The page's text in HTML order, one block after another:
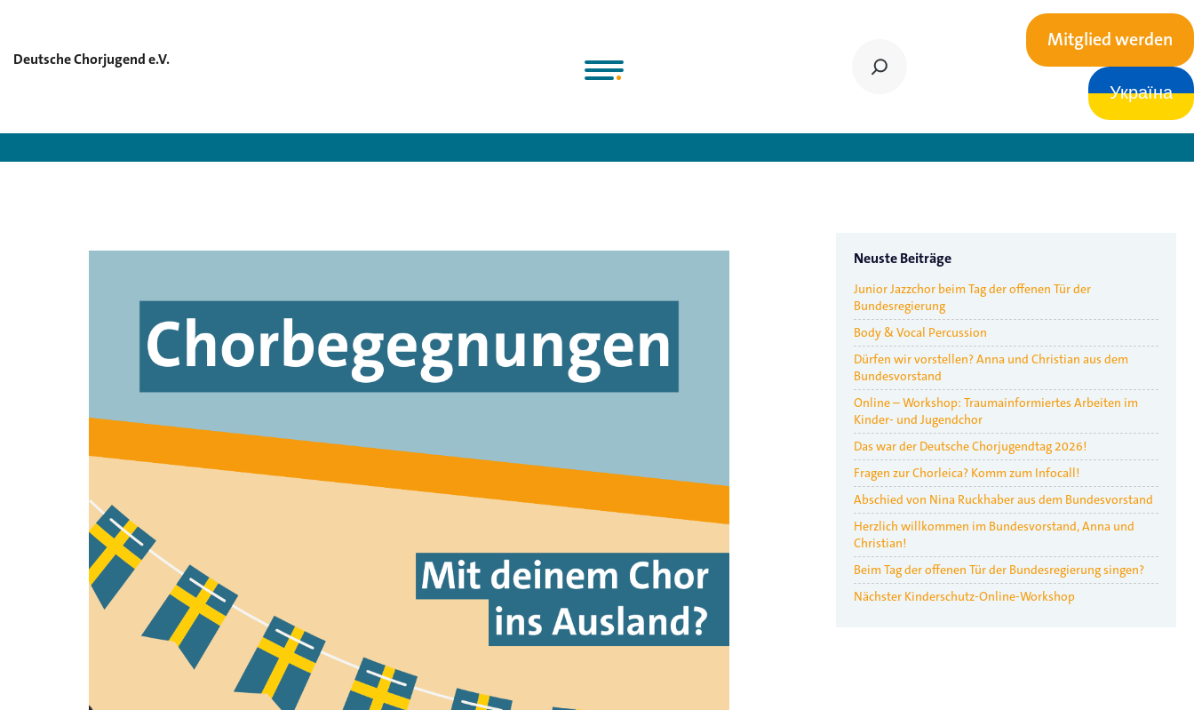
Deutsche Chorjugend e.V.
Mitglied werden
Україна
Neuste Beiträge
Junior Jazzchor beim Tag der offenen Tür der
Bundesregierung
Body & Vocal Percussion
Dürfen wir vorstellen? Anna und Christian aus dem
Bundesvorstand
Online – Workshop: Traumainformiertes Arbeiten im
Kinder- und Jugendchor
Das war der Deutsche Chorjugendtag 2026!
Fragen zur Chorleica? Komm zum Infocall!
Abschied von Nina Ruckhaber aus dem Bundesvorstand
Herzlich willkommen im Bundesvorstand, Anna und
Christian!
Beim Tag der offenen Tür der Bundesregierung singen?
Nächster Kinderschutz-Online-Workshop